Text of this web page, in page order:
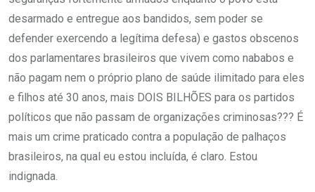
desarmado e entregue aos bandidos, sem poder se
defender exercendo a legítima defesa) e gastos obscenos
dos parlamentares brasileiros que vivem como nababos e
não pagam nem o próprio plano de saúde ilimitado para eles
e filhos até 30 anos, mais DOIS BILHÕES para os partidos
políticos que não passam de organizações criminosas??? É
mais um crime praticado contra a população de palhaços
brasileiros, na qual eu estou incluída, é claro. Estou
indignada.